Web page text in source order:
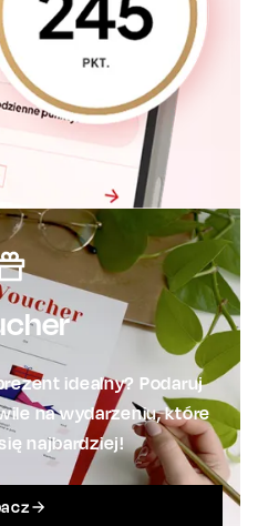
idealny? Podaruj
na wydarzeniu, które
najbardziej!